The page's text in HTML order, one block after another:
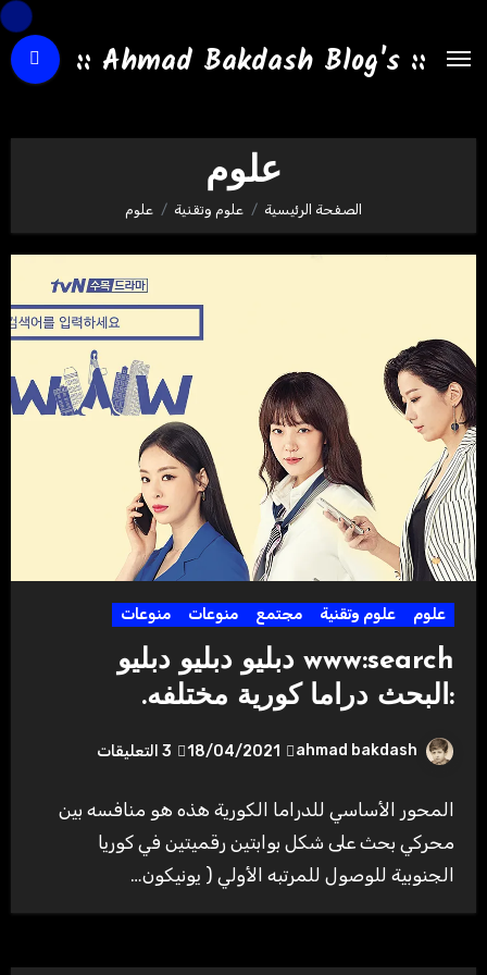
:: Ahmad Bakdash Blog's ::
علوم
الصفحة الرئيسية علوم وتقنية علوم
علوم علوم وتقنية مجتمع منوعات منوعات
www:search دبليو دبليو دبليو
:البحث دراما كورية مختلفه.
ahmad bakdash
18/04/2021 3 التعليقات
المحور الأساسي للدراما الكورية هذه هو منافسه بين
محركي بحث على شكل بوابتين رقميتين في كوريا
الجنوبية للوصول للمرتبه الأولي ( يونيكون…